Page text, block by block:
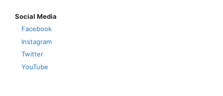
Social Media
Facebook
Instagram
Twitter
YouTube